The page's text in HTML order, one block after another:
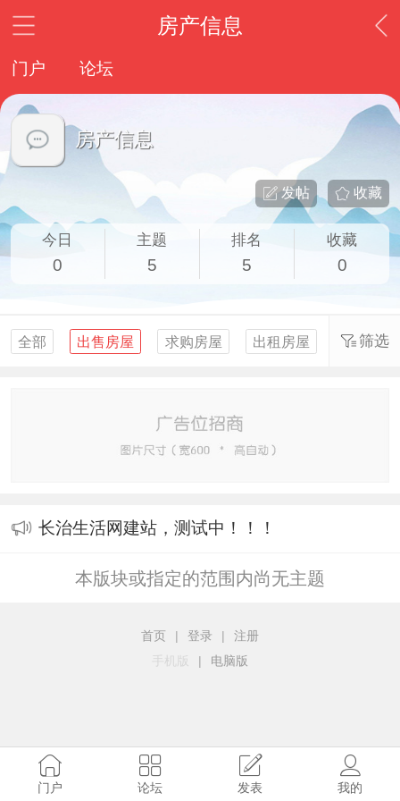
房产信息
门户 论坛
房产信息
收藏
发帖
今日
0
主题
5
排名
5
收藏
0
全部 出售房屋 求购房屋 出租房屋 求租房屋
筛选
长治生活网建站，测试中！！！
本版块或指定的范围内尚无主题
首页 | 登录 |
注册
手机版
| 电脑版
门户 论坛 发表 我的